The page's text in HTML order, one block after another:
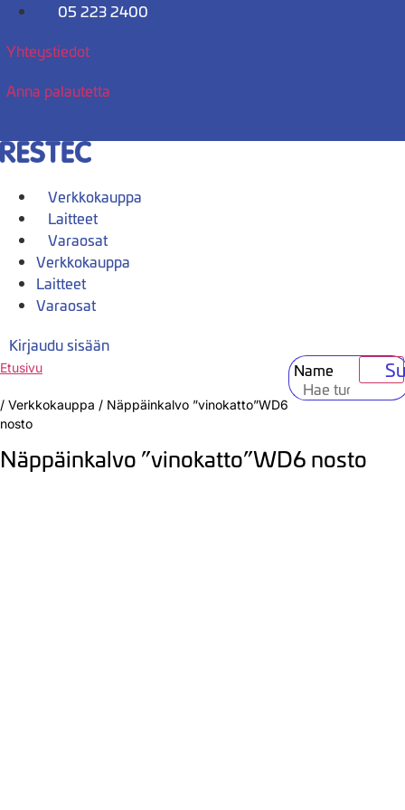
Mene
05 223 2400
Yhteystiedot
Anna palautetta
Verkkokauppa
Laitteet
Varaosat
Verkkokauppa
Laitteet
Varaosat
Kirjaudu sisään
Name
Etusivu
/ Verkkokauppa / Näppäinkalvo ”vinokatto”WD6
nosto
Näppäinkalvo ”vinokatto”WD6 nosto